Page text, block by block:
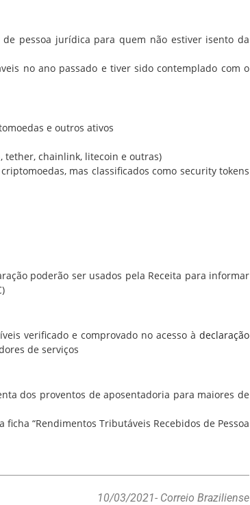
pessoa jurídica para quem não estiver isento da
no ano passado e tiver sido contemplado com o
e outros ativos
chainlink, litecoin e outras)
mas classificados como security tokens
poderão ser usados pela Receita para informar
verificado e comprovado no acesso à declaração
de serviços
dos proventos de aposentadoria para maiores de
“Rendimentos Tributáveis Recebidos de Pessoa
10/03/2021- Correio Braziliense